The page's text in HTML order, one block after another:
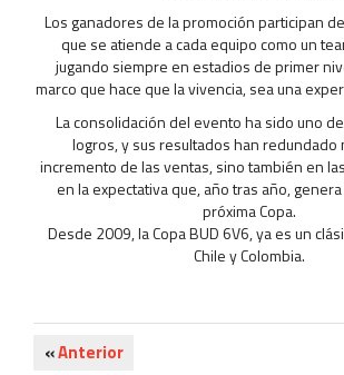
Los ganadores de la promoción participan
que se atiende a cada equipo como un
jugando siempre en estadios de primer
marco que hace que la vivencia, sea una
La consolidación del evento ha sido uno
logros, y sus resultados han redundado
incremento de las ventas, sino también en
en la expectativa que, año tras año,
próxima Copa.
Desde 2009, la Copa BUD 6V6, ya es un
Chile y Colombia.
«Anterior